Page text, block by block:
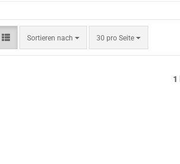
Sortieren nach
Sortieren
nach
30 pro Seite
pro Seite
1